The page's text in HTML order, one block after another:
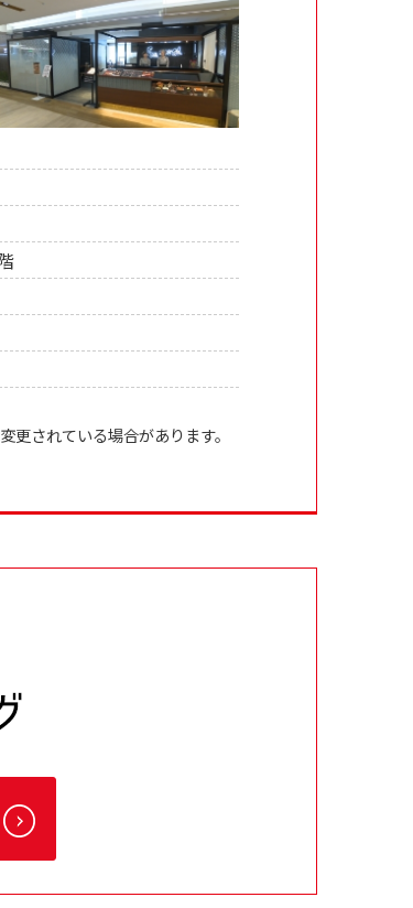
されている場合があります。